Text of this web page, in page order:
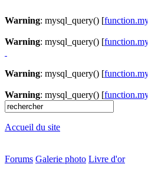
Warning: mysql_query() [
Warning: mysql_query() [
Warning: mysql_query() [
Warning: mysql_query() [
Accueil du site
Forums Galerie photo Livre d'or